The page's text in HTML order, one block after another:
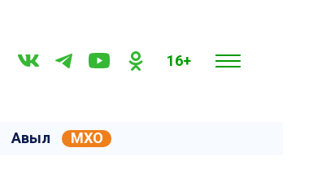
16+
Авыл МХО